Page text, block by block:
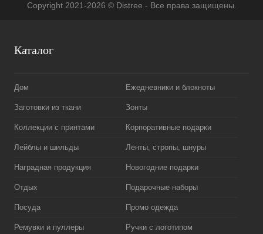
Каталог
Дом Ежедневники и блокноты
Заготовки из ткани Зонты
Коллекции с принтами Корпоративные подарки
Лейблы и шильды Ленты, стропы, шнуры
Наградная продукция Новогодние подарки
Отдых Подарочные наборы
Посуда Промо одежда
Ремувки и пуллеры Ручки с логотипом
Copyright 2021-2026 © Distree - Все права защищены.